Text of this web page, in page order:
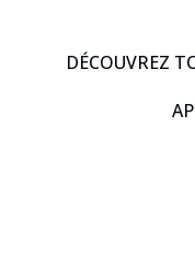
DÉCOUVREZ